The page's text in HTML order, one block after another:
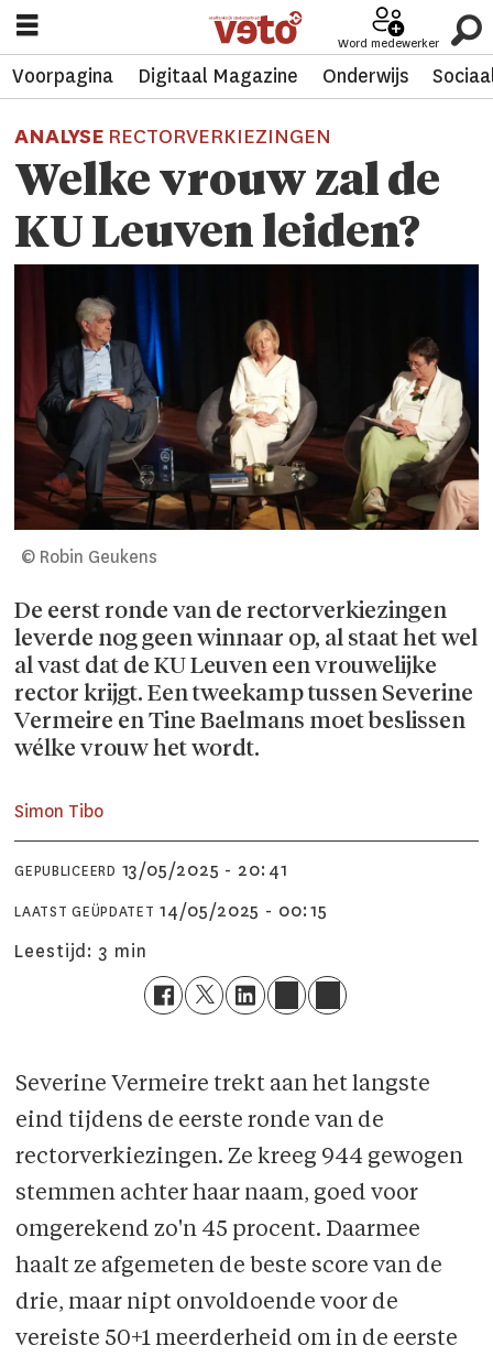
Word medewerker
Voorpagina Digitaal Magazine Onderwijs
ANALYSE RECTORVERKIEZINGEN
Welke vrouw zal de
KU Leuven leiden?
© Robin Geukens
De eerst ronde van de rectorverkiezingen
leverde nog geen winnaar op, al staat het wel
al vast dat de KU Leuven een vrouwelijke
rector krijgt. Een tweekamp tussen Severine
Vermeire en Tine Baelmans moet beslissen
wélke vrouw het wordt.
Simon Tibo
GEPUBLICEERD 13/05/2025 - 20:41
LAATST GEÜPDATET
14/05/2025 - 00:15
Leestijd:3 min
Severine Vermeire trekt aan het langste
eind tijdens de eerste ronde van de
rectorverkiezingen. Ze kreeg 944 gewogen
stemmen achter haar naam, goed voor
omgerekend zo'n 45 procent. Daarmee
haalt ze afgemeten de beste score van de
drie, maar nipt onvoldoende voor de
vereiste 50+1 meerderheid om in de eerste